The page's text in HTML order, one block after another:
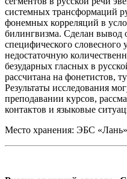
системных трансформаций
фонемных корреляций в
билингвизма. Сделан вывод
специфического словесного
недостаточную
безударных гласных в
рассчитана на фонетистов,
Результаты исследования
преподавании курсов,
контактов и языковые
Место хранения: ЭБС